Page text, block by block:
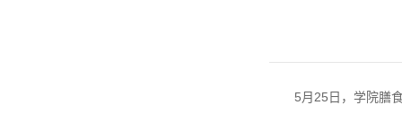
5月25日，学院膳